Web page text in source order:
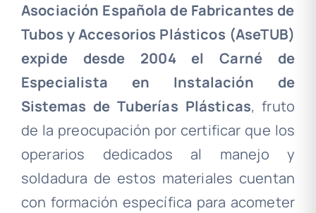
Asociación Española de Fabricantes de
Tubos y Accesorios Plásticos (AseTUB)
expide desde 2004 el Carné de
Especialista en Instalación de
Sistemas de Tuberías Plásticas, fruto
de la preocupación por certificar que los
operarios dedicados al manejo y
soldadura de estos materiales cuentan
con formación específica para acometer